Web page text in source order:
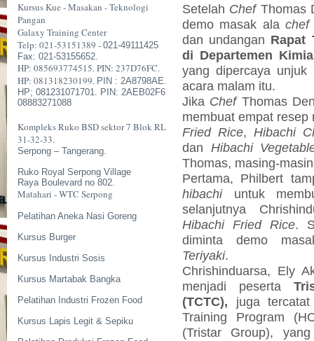
Kursus Kue - Masakan - Teknologi
Pangan
Galaxy Training Center
Telp: 021-53151389 - 021-49111425
Fax: 021-53155652.
HP: 085693774515. PIN: 237D76FC.
HP: 081318230199. PIN : 2A8798AE.
HP; 081231071701. PIN: 2AEB02F6
08883271088
Kompleks Ruko BSD sektor 7 Blok RL
31-32-33.
Serpong – Tangerang.
Ruko Royal Serpong Village
Raya Boulevard no 802.
Matahari - WTC Serpong
Pelatihan Aneka Nasi Goreng
Kursus Burger
Kursus Industri Sosis
Kursus Martabak Bangka
Pelatihan Industri Frozen Food
Kursus Lapis Legit & Sepiku
Setelah ChefThomas
demo masak alachef
dan undangan Rapat
di Departemen
yang dipercaya unjuk
acara malam itu.
Jika ChefThomas
membuat empat
Fried Rice, Hibachi
dan Hibachi
Thomas, masing-
Pertama, Philbert
hibachiuntuk
selanjutnya
Hibachi Fried Rice.
diminta demo
Teriyaki.
Chrishinduarsa, Ely
menjadi peserta
(TCTC), juga
Training Program
(Tristar Group),